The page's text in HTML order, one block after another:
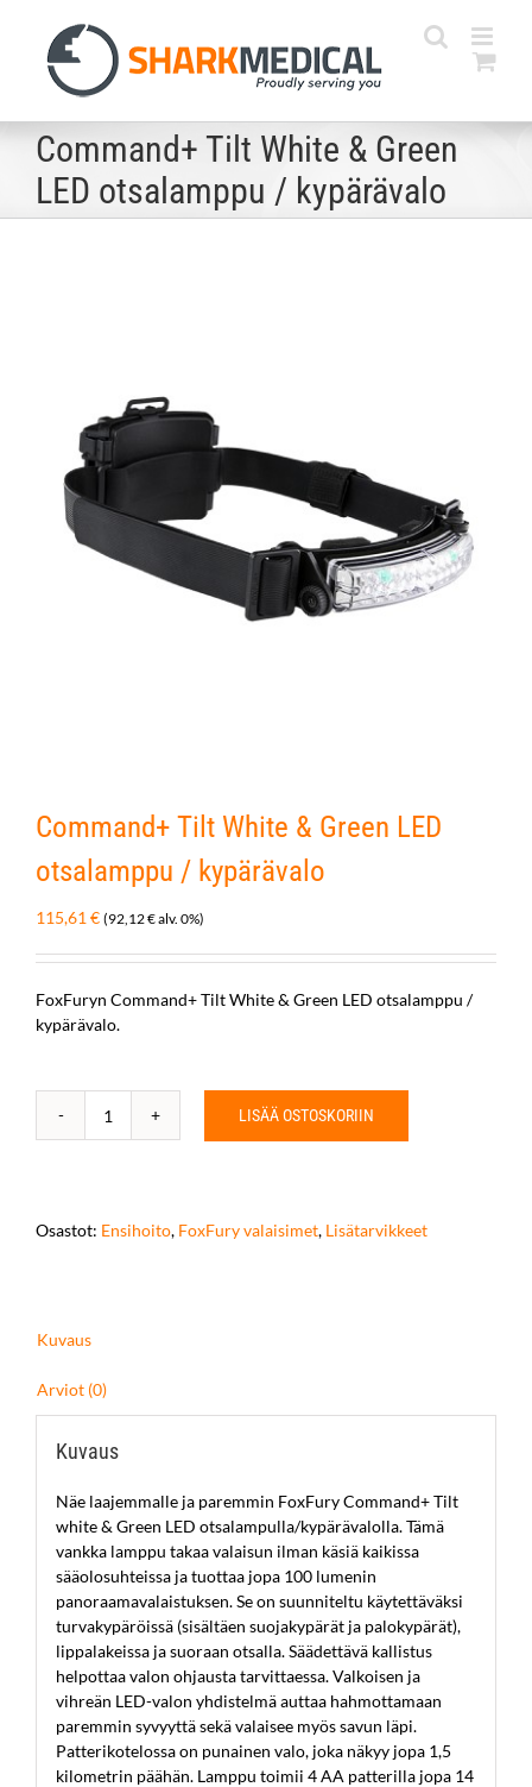
content
Command+ Tilt White & Green
LED otsalamppu / kypärävalo
Command+ Tilt White & Green LED
otsalamppu / kypärävalo
115,61 € (92,12€alv. 0%)
FoxFuryn Command+ Tilt White & Green LED otsalamppu /
kypärävalo.
Command+
Green
LISÄÄ OSTOSKORIIN
Osastot: Ensihoito, FoxFury valaisimet, Lisätarvikkeet
Kuvaus
Arviot (0)
Kuvaus
Näe laajemmalle ja paremmin FoxFury Command+ Tilt
white & Green LED otsalampulla/kypärävalolla. Tämä
vankka lamppu takaa valaisun ilman käsiä kaikissa
sääolosuhteissa ja tuottaa jopa 100 lumenin
panoraamavalaistuksen. Se on suunniteltu käytettäväksi
turvakypäröissä (sisältäen suojakypärät ja palokypärät),
lippalakeissa ja suoraan otsalla. Säädettävä kallistus
helpottaa valon ohjausta tarvittaessa. Valkoisen ja
vihreän LED-valon yhdistelmä auttaa hahmottamaan
paremmin syvyyttä sekä valaisee myös savun läpi.
Patterikotelossa on punainen valo, joka näkyy jopa 1,5
kilometrin päähän. Lamppu toimii 4 AA patterilla jopa 14